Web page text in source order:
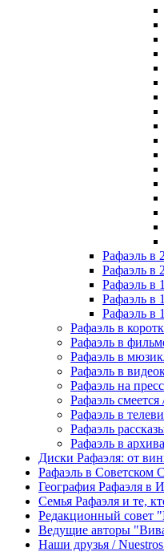
Рафаэль в
Рафаэль в
Рафаэль в
Рафаэль в
Рафаэль в
Рафаэль в
Рафаэль в
Рафаэль в
Рафаэль в
Рафаэль на
Рафаэль смеется
Рафаэль в
Рафаэль
Рафаэль в
Диски Рафаэля: от
Рафаэль в Советском
География Рафаэля в
Семья Рафаэля и те,
Редакционный совет
Ведущие авторы
Наши друзья /